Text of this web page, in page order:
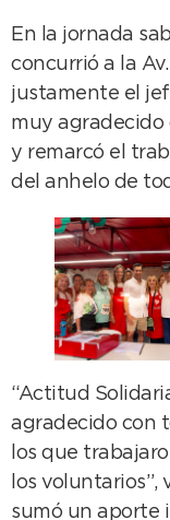
En la jornada
concurrió a la
justamente el
muy agradecido
y remarcó el
del anhelo de
“Actitud
agradecido con
los que
los voluntarios”,
sumó un aporte